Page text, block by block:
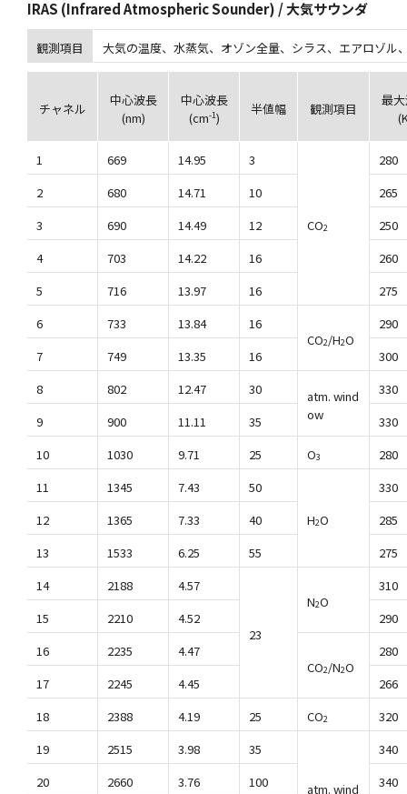
IRAS (Infrared Atmospheric Sounder) / 大気サウンダ
観測項目 大気の温度、水蒸気、オゾン全量、シラス、エアロゾル
チャネル
中心波長
(nm)
中心波長
(cm-1)
半値幅 観測項目
最
1 669 14.95 3
CO2
280
2
680 14.71 10
265
3
690 14.49 12
250
4
703 14.22 16
260
5
716 13.97 16
275
6
733 13.84
16
CO2/H2O
290
7
749 13.35 16
300
8
802 12.47 30
atm. wind
ow
330
9
900 11.11 35
330
10
1030 9.71 25 O3
280
11
1345 7.43
50
H2O
330
12
1365 7.33 40
285
13
1533 6.25 55
275
14
2188 4.57
23
N2O
310
15
2210 4.52
290
16
2235
4.47
CO2/N2O
280
17
2245 4.45
266
18
2388 4.19 25 CO2
320
19
2515 3.98 35
atm. wind
340
20
2660 3.76 100
340